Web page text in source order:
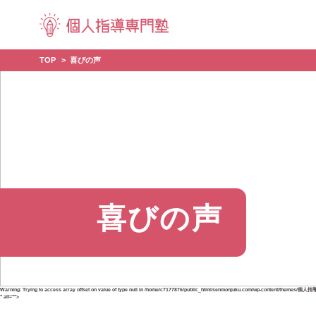
TOP 喜びの声
Warning: Trying to access array offset on value of type null in /home/c7177876/public_html/senmonjuku.com/wp-content/themes/個人指
" alt="">
喜びの声